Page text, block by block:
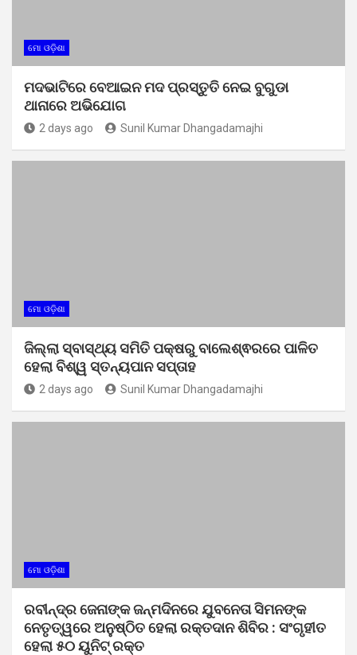
ମୋ ଓଡ଼ିଶା
ମଦଭାଟିରେ ବେଆଇନ ମଦ ପ୍ରସ୍ତୁତି ନେଇ ବୁଗୁଡା
ଥାନାରେ ଅଭିଯୋଗ
2 days ago Sunil Kumar Dhangadamajhi
ମୋ ଓଡ଼ିଶା
ଜିଲ୍ଲା ସ୍ବାସ୍ଥ୍ୟ ସମିତି ପକ୍ଷରୁ ବାଲେଶ୍ଵରରେ ପାଳିତ
ହେଲା ବିଶ୍ୱ ସ୍ତନ୍ୟପାନ ସପ୍ତାହ
2 days ago Sunil Kumar Dhangadamajhi
ମୋ ଓଡ଼ିଶା
ରବୀନ୍ଦ୍ର ଜେନାଙ୍କ ଜନ୍ମଦିନରେ ଯୁବନେତା ସିମନଙ୍କ
ନେତୃତ୍ୱରେ ଅନୁଷ୍ଠିତ ହେଲା ରକ୍ତଦାନ ଶିବିର : ସଂଗୃହୀତ
ହେଲା ୫୦ ୟୁନିଟ୍ ରକ୍ତ